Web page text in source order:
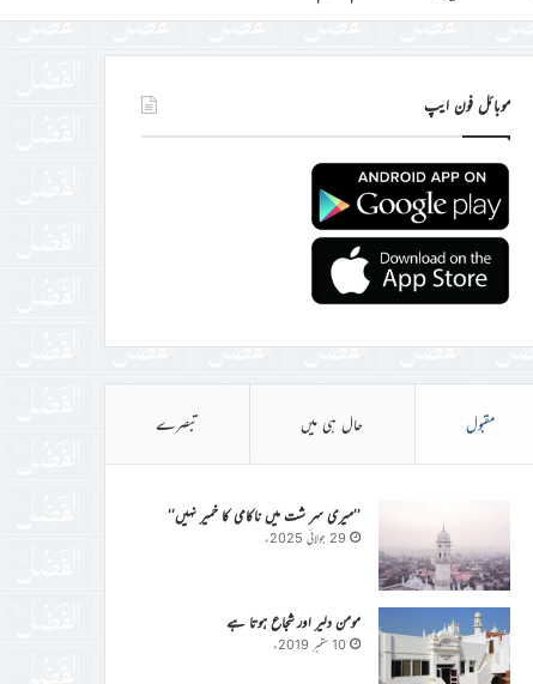
موبائل فون ایپ
مقبول حال ہی میں تبصرے
’’میری سر شت میں ناکامی کا خمیر نہیں‘‘
29 جولائی 2025ء
مومن دلیر اور شجاع ہوتا ہے
10 ستمبر 2019ء